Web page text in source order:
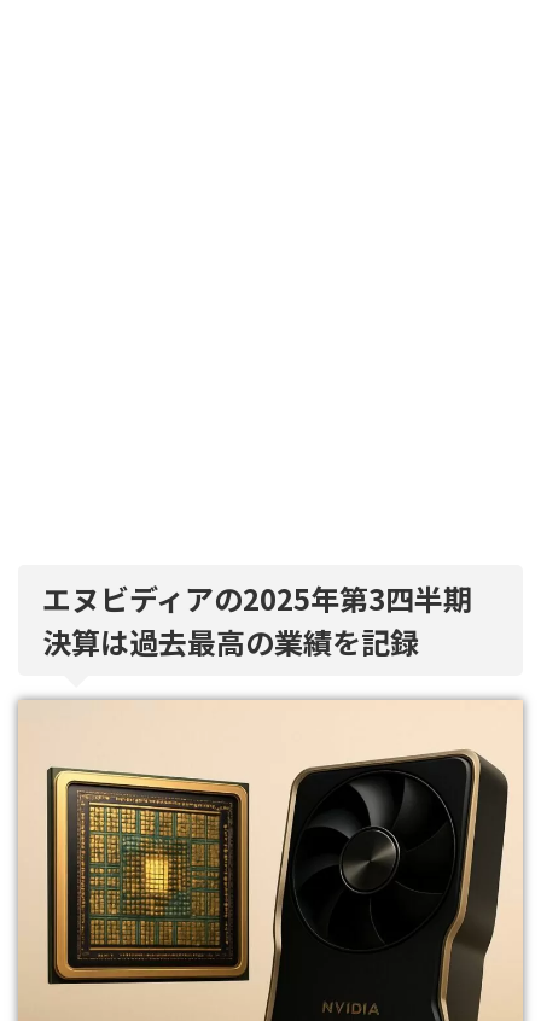
エヌビディアの2025年第3四半期
決算は過去最高の業績を記録